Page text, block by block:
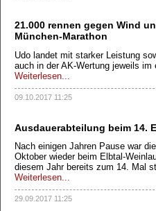
21.000 rennen gegen Wind
München-Marathon
Udo landet mit starker Leistung
auch in der AK-Wertung jeweils im
Weiterlesen...
09.10.2017 11:25
Ausdauerabteilung beim 14.
Nach einigen Jahren Pause war
Oktober wieder beim Elbtal-
diesem Jahr bereits zum 14. Mal
Weiterlesen...
29.09.2017 11:25